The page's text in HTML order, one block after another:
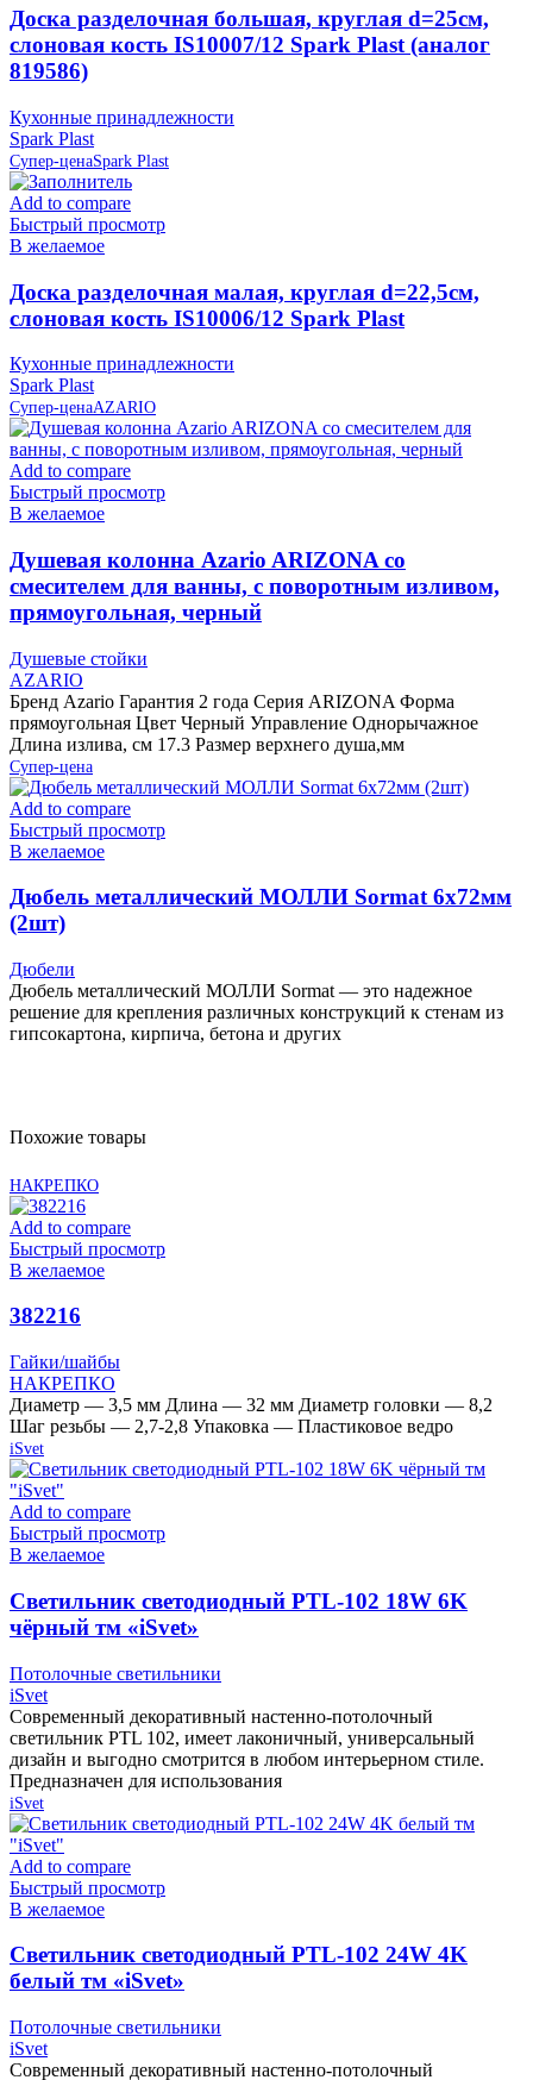
Доска разделочная большая, круглая d=25см,
слоновая кость IS10007/12 Spark Plast (аналог
819586)
Кухонные принадлежности
Spark Plast
Супер-ценаSpark Plast
Add to compare
Быстрый просмотр
В желаемое
Доска разделочная малая, круглая d=22,5см,
слоновая кость IS10006/12 Spark Plast
Кухонные принадлежности
Spark Plast
Супер-ценаAZARIO
Add to compare
Быстрый просмотр
В желаемое
Душевая колонна Azario ARIZONA со
смесителем для ванны, с поворотным изливом,
прямоугольная, черный
Душевые стойки
AZARIO
Бренд Azario Гарантия 2 года Серия ARIZONA Форма
прямоугольная Цвет Черный Управление Однорычажное
Длина излива, см 17.3 Размер верхнего душа,мм
Супер-цена
Add to compare
Быстрый просмотр
В желаемое
Дюбель металлический МОЛЛИ Sormat 6х72мм
(2шт)
Дюбели
Дюбель металлический МОЛЛИ Sormat — это надежное
решение для крепления различных конструкций к стенам из
гипсокартона, кирпича, бетона и других
Похожие товары
НАКРЕПКО
Add to compare
Быстрый просмотр
В желаемое
382216
Гайки/шайбы
НАКРЕПКО
Диаметр — 3,5 мм Длина — 32 мм Диаметр головки — 8,2
Шаг резьбы — 2,7-2,8 Упаковка — Пластиковое ведро
iSvet
Add to compare
Быстрый просмотр
В желаемое
Cветильник светодиодный PTL-102 18W 6K
чёрный тм «iSvet»
Потолочные светильники
iSvet
Современный декоративный настенно-потолочный
светильник PTL 102, имеет лаконичный, универсальный
дизайн и выгодно смотрится в любом интерьерном стиле.
Предназначен для использования
iSvet
Add to compare
Быстрый просмотр
В желаемое
Cветильник светодиодный PTL-102 24W 4K
белый тм «iSvet»
Потолочные светильники
iSvet
Современный декоративный настенно-потолочный